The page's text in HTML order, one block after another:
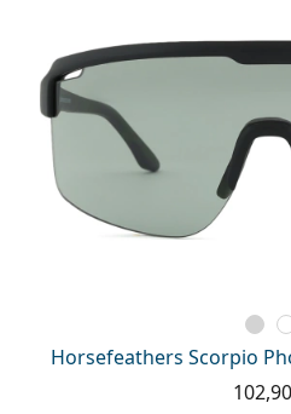
Horsefeathers Scorpio